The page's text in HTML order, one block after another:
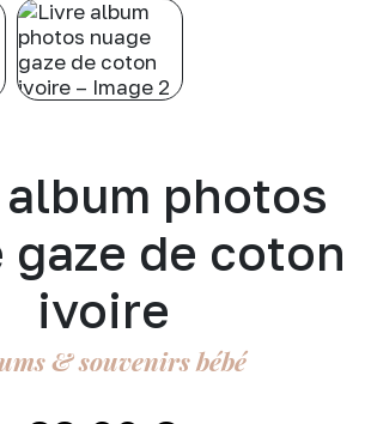
photos
gaze de coton
ivoire
& souvenirs bébé